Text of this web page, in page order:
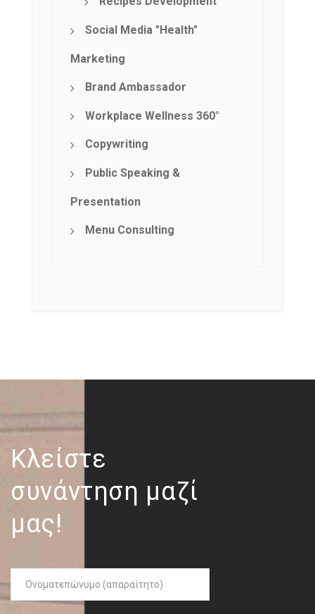
Social Media "Health"
Marketing
Brand Ambassador
Workplace Wellness 360°
Copywriting
Public Speaking &
Presentation
Menu Consulting
Κλείστε
συνάντηση μαζί
μας!